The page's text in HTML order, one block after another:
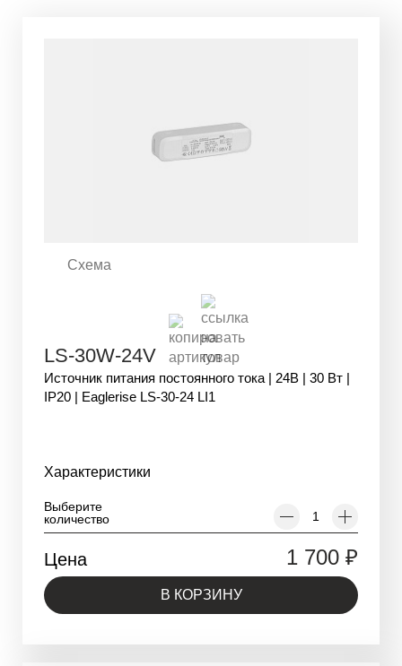
Схема
LS-30W-24V
Источник питания постоянного тока | 24В | 30 Вт |
IP20 | Eaglerise LS-30-24 LI1
Характеристики
Выберите
количество
Цена 1 700 ₽
В КОРЗИНУ